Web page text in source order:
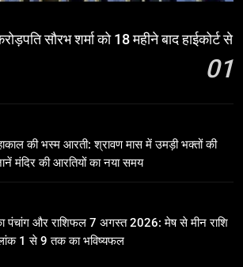
सौरभ शर्मा को 18 महीने बाद हाईकोर्ट से
01
की भस्म आरती: श्रावण मास में उमड़ी भक्तों की
मंदिर की आरतियों का नया समय
और राशिफल 7 अगस्त 2026: मेष से मीन राशि
1 से 9 तक का भविष्यफल